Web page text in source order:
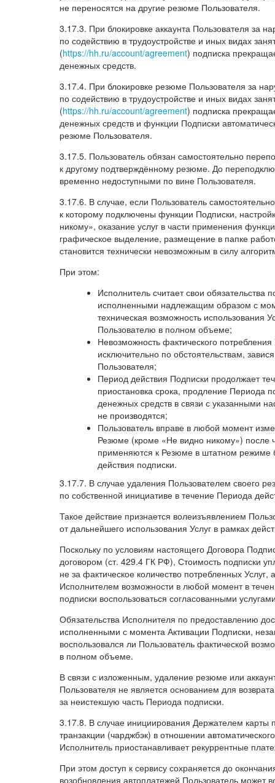
не переносятся на другие резюме Пользователя.
3.17.3. При блокировке аккаунта Пользователя за
по содействию в трудоустройстве и иных видах
(https://hh.ru/account/agreement) подписка
денежных средств.
3.17.4. При блокировке резюме Пользователя за
по содействию в трудоустройстве и иных видах
(https://hh.ru/account/agreement) подписка
денежных средств и функции Подписки
резюме Пользователя.
3.17.5. Пользователь обязан самостоятельно
к другому подтверждённому резюме. До
временно недоступными по вине Пользователя.
3.17.6. В случае, если Пользователь
к которому подключены функции Подписки,
никому», оказание услуг в части применения
графическое выделение, размещение в папке
становится технически невозможным в силу
При этом:
Исполнитель считает свои обязательства
исполненными надлежащим образом с
техническая возможность использования
Пользователю в полном объеме;
Невозможность фактического потребления
исключительно по обстоятельствам,
Пользователя;
Период действия Подписки продолжает
приостановка срока, продление Периода
денежных средств в связи с указанными
не производятся;
Пользователь вправе в любой момент
Резюме (кроме «Не видно никому») после
применяются к Резюме в штатном режиме
действия подписки.
3.17.7. В случае удаления Пользователем своего
по собственной инициативе в течение Периода
Такое действие признается волеизъявлением
от дальнейшего использования Услуг в рамках
Поскольку по условиям настоящего Договора
договором (ст. 429.4 ГК РФ), Стоимость подписки
не за фактическое количество потребленных Услуг,
Исполнителем возможности в любой момент в
подписки воспользоваться согласованными
Обязательства Исполнителя по предоставлению
исполненными с момента Активации Подписки,
воспользовался ли Пользователь фактической
в полном объеме.
В связи с изложенным, удаление резюме или
Пользователя не является основанием для
за неистекшую часть Периода подписки.
3.17.8. В случае инициирования Держателем карты
транзакции (чарджбэк) в отношении
Исполнитель приостанавливает рекуррентные
При этом доступ к сервису сохраняется до
возобновления автоплатежей Пользователь может